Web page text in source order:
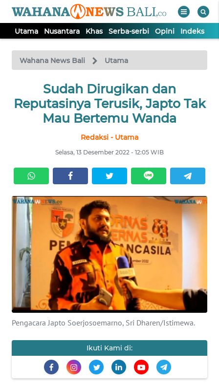
Utama Nusantara Khas Serba-serbi Opini Indeks
Wahana News Bali Utama
Sudah Dirugikan dan
Reputasinya Terusik, Japto Tak
Mau Bertemu Wanda
Redaksi - Utama
Selasa, 13 Desember 2022 - 12:05 WIB
Pengacara Japto Soerjosoemarno, Sri Dharen/Istimewa.
Ikuti Kami di:
TV
Tutup
NUSANTARA
SERBA-
SERBI
OPINI
Informasi
INDEKS
BERITA
KONTAK
KAMI
INFO